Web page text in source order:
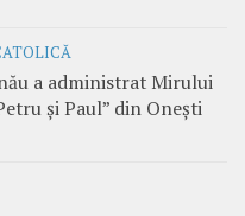
a administrat Mirului
și Paul” din Onești